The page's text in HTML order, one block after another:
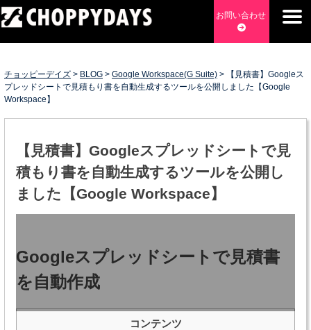
Skip
to
content
支援・ECサイト立ち上げ・Webマーケティング・SEO・ホー
ムページ制作・Web開発・アプリ開発・コーチング チョッピ
ーデイズ ChoppyDays
お問い合わせ
チョッピーデイズ > BLOG > Google Workspace(G Suite) >
【見積書】Googleス
プレッドシートで見積もり書を自動生成するツールを公開しました【Google
Workspace】
【見積書】Googleスプレッドシートで見
積もり書を自動生成するツールを公開し
ました【Google Workspace】
Googleスプレッドシートで見積書
を自動作成
コンテンツ